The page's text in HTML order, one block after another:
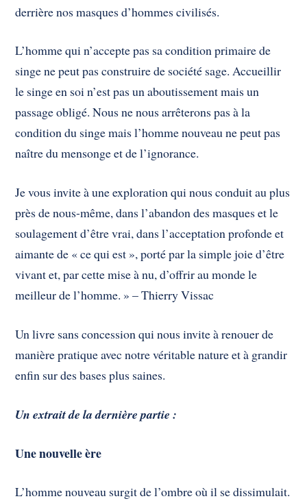
derrière nos masques d’hommes civilisés.
L’homme qui n’accepte pas sa condition primaire de
singe ne peut pas construire de société sage. Accueillir
le singe en soi n’est pas un aboutissement mais un
passage obligé. Nous ne nous arrêterons pas à la
condition du singe mais l’homme nouveau ne peut pas
naître du mensonge et de l’ignorance.
Je vous invite à une exploration qui nous conduit au plus
près de nous-même, dans l’abandon des masques et le
soulagement d’être vrai, dans l’acceptation profonde et
aimante de « ce qui est », porté par la simple joie d’être
vivant et, par cette mise à nu, d’offrir au monde le
meilleur de l’homme. » – Thierry Vissac
Un livre sans concession qui nous invite à renouer de
manière pratique avec notre véritable nature et à grandir
enfin sur des bases plus saines.
Un extrait de la dernière partie :
Une nouvelle ère
L’homme nouveau surgit de l’ombre où il se dissimulait.